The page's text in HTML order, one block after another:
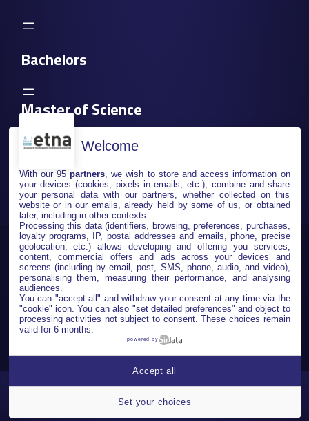
DOCUMENTATION
Bachelors
Master of Science
Page mise à jour le 24 avril 2024
Organisme de formation enregistré sous le numéro 11 94
08331 94 – Cette école est membre de IONIS Education Group
comme :
ISG-ISG LUXURY MANAGEMENT-ISG SPORT BUSINESS
MANAGEMENT-ISG R.H-ISEG- ISEFAC-ICS Bégué- XP-MOD’SPE
IA INSTITUT by EPITA & ISG
Epitech Digital School- Epitech Executive
- e-artsup-Ionis-STM
SECURESPHERE by EPITA-Concours Advance-Fondation IONIS
Welcome
With our 95partners , we wish to store and access information on
your devices (cookies, pixels in emails, etc.), combine and share
your personal data with our partners, whether collected on this
website or in our emails, already held by some of us, or obtained
later, including in other contexts.
Processing this data (identifiers, browsing, preferences, purchases,
loyalty programs, IP, postal addresses and emails, phone, precise
geolocation, etc.) allows developing and offering you services,
content, commercial offers and ads across your devices and
screens (including by email, post, SMS, phone, audio, and video),
personalising them, measuring their performance, and analysing
audiences.
You can "accept all" and withdraw your consent at any time via the
"cookie" icon. You can also "set detailed preferences" and object to
processing activities not subject to consent. These choices remain
valid for 6 months.
powered by
Set your choices
Accept all